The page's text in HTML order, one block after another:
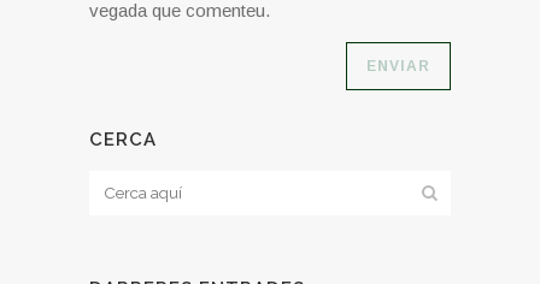
vegada que comenteu.
CERCA